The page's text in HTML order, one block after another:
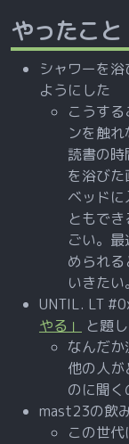
やったこと
シャワーを
ようにした
こうす
ンを触
読書の
を浴び
ベッド
ともで
ごい。
められ
いきたい。
UNTIL. LT
やる」
と題
なんだ
他の人
のに聞く
mast23の飲
この世